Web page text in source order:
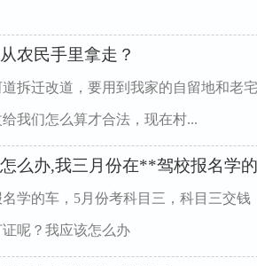
农民手里拿走？
拆迁改道，要用到我家的自留地和老
我们怎么算才合法，现在村...
么办,我三月份在**驾校报名学
学的车，5月份考科目三，科目三交钱
呢？我应该怎么办